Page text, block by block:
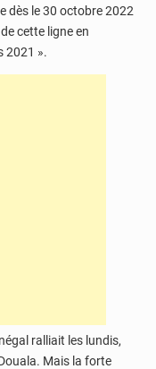
dès le 30 octobre 2022
cette ligne en
2021 ».
ralliait les lundis,
Mais la forte